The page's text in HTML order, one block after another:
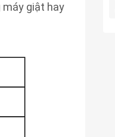
máy giật hay